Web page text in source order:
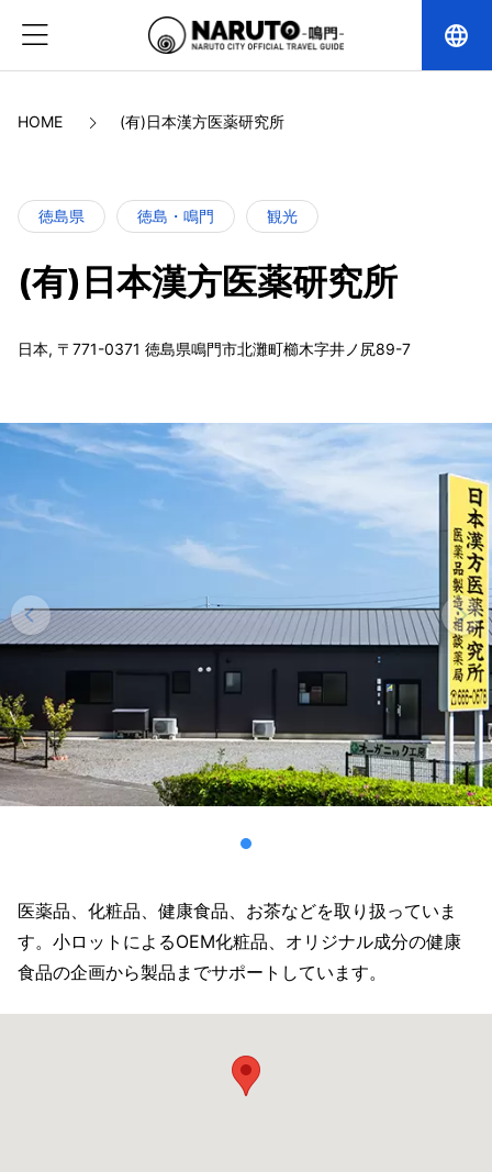
language
HOME (有)日本漢方医薬研究所
徳島県 徳島・鳴門 観光
(有)日本漢方医薬研究所
日本, 〒771-0371 徳島県鳴門市北灘町櫛木字井ノ尻89-7
医薬品、化粧品、健康食品、お茶などを取り扱っていま
す。小ロットによるOEM化粧品、オリジナル成分の健康
食品の企画から製品までサポートしています。